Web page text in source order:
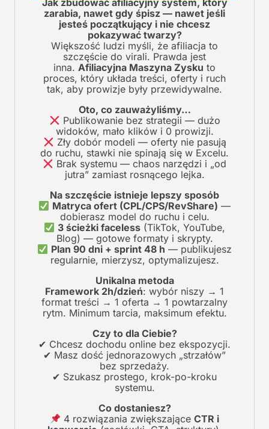
Jak zbudować afiliacyjny system, który
zarabia, nawet gdy śpisz — nawet jeśli
jesteś początkujący i nie chcesz
pokazywać twarzy?
Większość ludzi myśli, że afiliacja to
szczęście do virali. Prawda jest
inna. Afiliacyjna Maszyna Zysku to
proces, który układa treści, oferty i ruch
tak, aby prowizje były przewidywalne.
Oto, co zauważyliśmy…
Publikowanie bez strategii — dużo
widoków, mało klików i 0 prowizji.
Zły dobór modeli — oferty nie pasują
do ruchu, stawki nie spinają się w Excelu.
Brak systemu — chaos narzędzi i „od
jutra” zamiast rosnącego lejka.
Na szczęście istnieje lepszy sposób
Matryca ofert (CPL/CPS/RevShare) —
dobierasz model do ruchu i celu.
3 ścieżki faceless (TikTok, YouTube,
Blog) — gotowe formaty i skrypty.
Plan 90 dni + sprint 48 h — publikujesz
regularnie, mierzysz, optymalizujesz.
Unikalna metoda
Framework 2h/dzień: wybór niszy → 1
format treści → 1 oferta → 1 powtarzalny
rytm. Minimum tarcia, maksimum efektu.
Czy to dla Ciebie?
✔ Chcesz dochodu online bez ekspozycji.
✔ Masz dość jednorazowych „strzałów”
bez sprzedaży.
✔ Szukasz prostego, krok-po-kroku
systemu.
Co dostaniesz?
4 rozwiązania zwiększająceCTR i